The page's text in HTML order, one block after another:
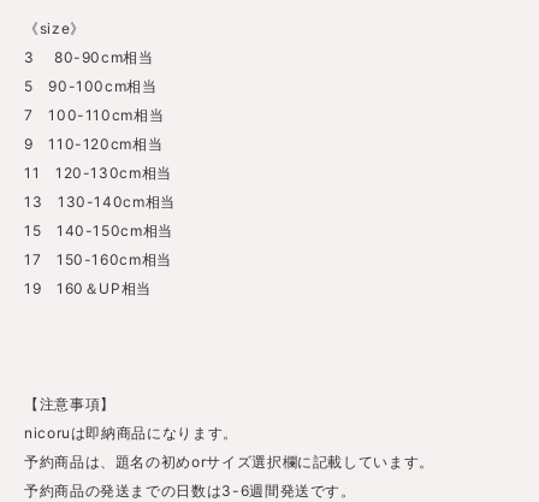
《size》
3 80-90cm相当
5 90-100cm相当
7 100-110cm相当
9 110-120cm相当
11 120-130cm相当
13 130-140cm相当
15 140-150cm相当
17 150-160cm相当
19 160＆UP相当
【注意事項】
nicoruは即納商品になります。
予約商品は、題名の初めorサイズ選択欄に記載しています。
予約商品の発送までの日数は3-6週間発送です。